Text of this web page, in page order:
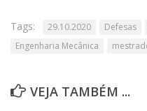
Outros serviços
Comunicação
Jornal da USP
Tags: 29.10.2020 Defesas
Engenharia Mecânica
VEJA TAMBÉM ...